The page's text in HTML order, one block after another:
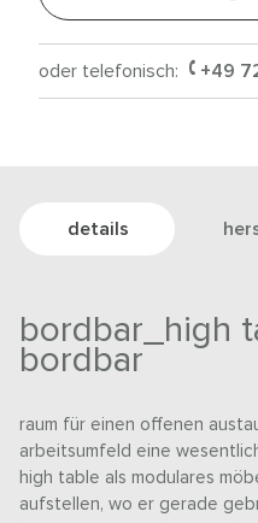
oder telefonisch: +49
details
bordbar_high
bordbar
raum für einen offenen
arbeitsumfeld eine
high table als modulares
aufstellen, wo er gerade